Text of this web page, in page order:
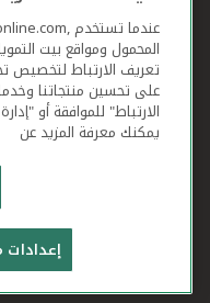
بيت التمويل
شروط وأحكام
تعريف
المحمول ومواقع بيت
تعريف الارتباط لتخصيص
على تحسين منتجاتنا
الارتباط" للموافقة أو
يمكنك معرفة المزيد عن
إعدادات